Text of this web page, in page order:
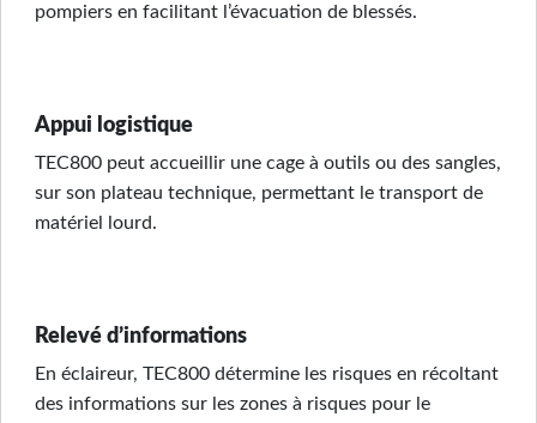
pompiers en facilitant l’évacuation de blessés.
Appui logistique
TEC800 peut accueillir une cage à outils ou des sangles,
sur son plateau technique, permettant le transport de
matériel lourd.
Relevé d’informations
En éclaireur, TEC800 détermine les risques en récoltant
des informations sur les zones à risques pour le